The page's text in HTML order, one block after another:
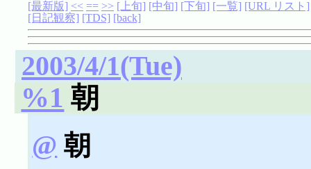
[最新版] << == >> [上旬] [中旬] [下旬] [一覧] [URL リスト]
[日記観察] [TDS] [back]
2003/4/1(Tue)
%1 朝
@ 朝